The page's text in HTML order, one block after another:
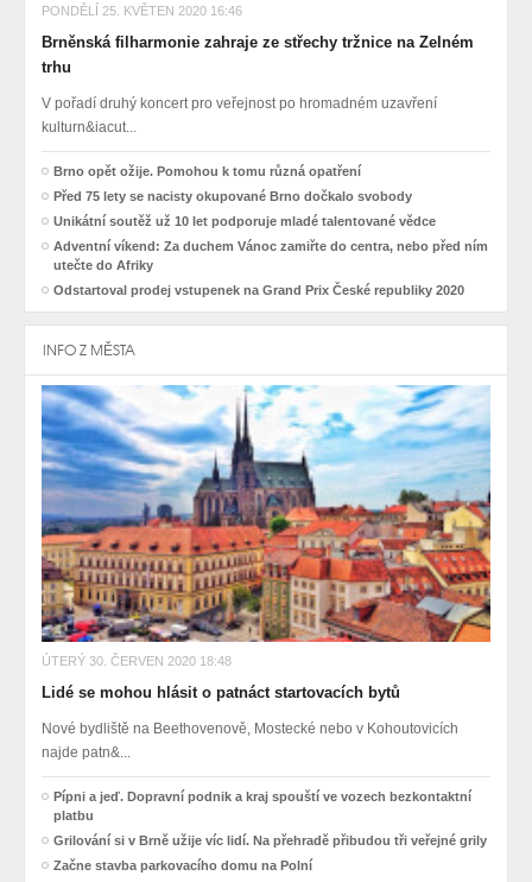
PONDĚLÍ 25. KVĚTEN 2020 16:46
Brněnská filharmonie zahraje ze střechy tržnice na Zelném
trhu
V pořadí druhý koncert pro veřejnost po hromadném uzavření
kulturn&iacut...
Brno opět ožije. Pomohou k tomu různá opatření
Před 75 lety se nacisty okupované Brno dočkalo svobody
Unikátní soutěž už 10 let podporuje mladé talentované vědce
Adventní víkend: Za duchem Vánoc zamiřte do centra, nebo před ním
utečte do Afriky
Odstartoval prodej vstupenek na Grand Prix České republiky 2020
INFO Z MĚSTA
ÚTERÝ 30. ČERVEN 2020 18:48
Lidé se mohou hlásit o patnáct startovacích bytů
Nové bydliště na Beethovenově, Mostecké nebo v Kohoutovicích
najde patn&...
Pípni a jeď. Dopravní podnik a kraj spouští ve vozech bezkontaktní
platbu
Grilování si v Brně užije víc lidí. Na přehradě přibudou tři veřejné grily
Začne stavba parkovacího domu na Polní